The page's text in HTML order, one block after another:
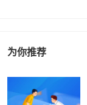
为你推荐